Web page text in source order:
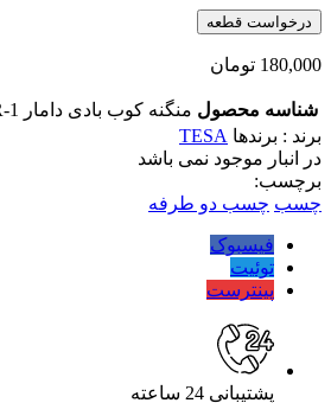
درخواست قطعه
180,000 تومان
شناسه محصول منگنه کوب بادی دامار DAMAR-1
برند : برندها TESA
در انبار موجود نمی باشد
برچسب:
چسب چسب دو طرفه
فیسبوک
توئیت
پینترست
پشتیبانی 24 ساعته